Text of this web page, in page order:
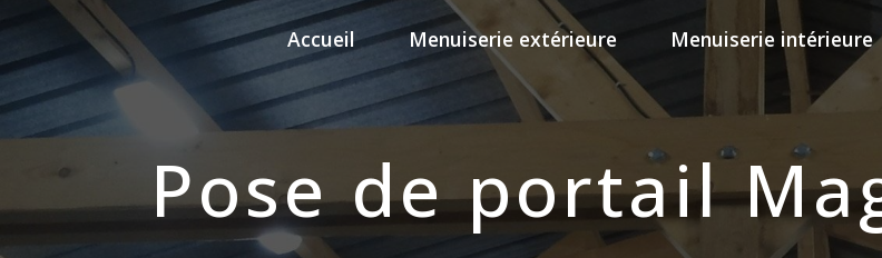
Accueil Menuiserie extérieure Menuiserie intérieure
Pose de portail
Panneau de gestion des cookies